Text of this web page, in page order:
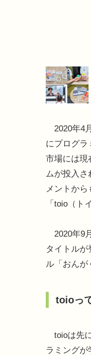
2020年4
にプログラ
市場には現
ムが投入さ
メントから
「toio（ト
2020年9
タイトルが
ル「おんが
toioっ
toioは先
ラミングが